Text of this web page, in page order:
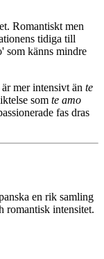
Romantiskt men
tidiga till
som känns mindre
mer intensivt än te
som te amo
fas dras
en rik samling
romantisk intensitet.